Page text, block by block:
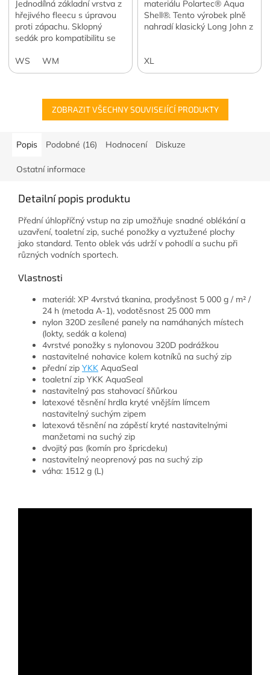
Jednodílná základní vrstva z
hřejivého fleecu s úpravou
proti zápachu. Sklopný
sedák pro kompatibilitu se
WS
WM
materiálu Polartec® Aqua
Shell®. Tento výrobek plně
nahradí klasický Long John z
XL
ZOBRAZIT VŠECHNY SOUVISEJÍCÍ PRODUKTY
Popis Podobné (16) Hodnocení Diskuze
Ostatní informace
Detailní popis produktu
Přední úhlopříčný vstup na zip umožňuje snadné oblékání a
uzavření, toaletní zip, suché ponožky a vyztužené plochy
jako standard. Tento oblek vás udrží v pohodlí a suchu při
různých vodních sportech.
Vlastnosti
materiál: XP 4vrstvá tkanina, prodyšnost 5 000 g / m² /
24 h (metoda A-1), vodotěsnost 25 000 mm
nylon 320D zesílené panely na namáhaných místech
(lokty, sedák a kolena)
4vrstvé ponožky s nylonovou 320D podrážkou
nastavitelné nohavice kolem kotníků na suchý zip
přední zip YKK AquaSeal
toaletní zip YKK AquaSeal
nastavitelný pas stahovací šňůrkou
latexové těsnění hrdla kryté vnějším límcem
nastavitelný suchým zipem
latexová těsnění na zápěstí kryté nastavitelnými
manžetami na suchý zip
dvojitý pas (komín pro špricdeku)
nastavitelný neoprenový pas na suchý zip
váha: 1512 g (L)